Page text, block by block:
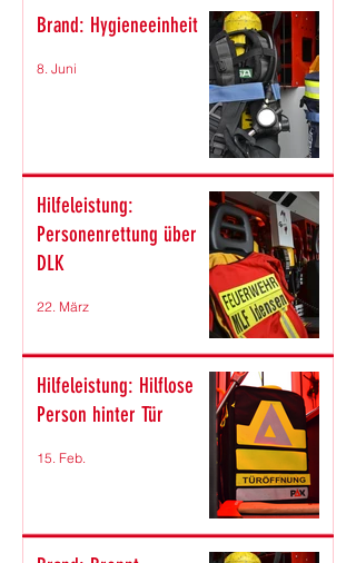
Brand: Hygieneeinheit
8. Juni
Hilfeleistung:
Personenrettung über
DLK
22. März
Hilfeleistung: Hilflose
Person hinter Tür
15. Feb.